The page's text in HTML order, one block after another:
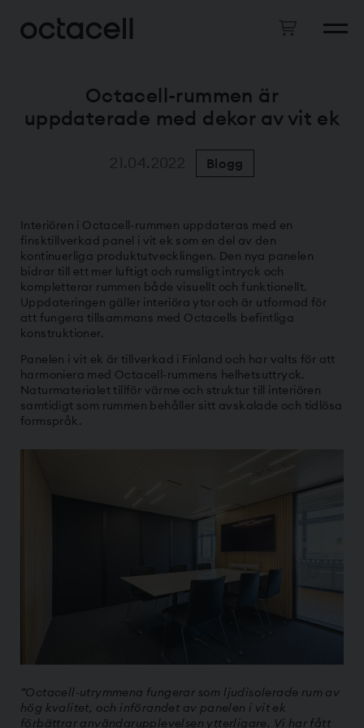
Octacell-rummen är
uppdaterade med dekor av vit ek
21.04.2022 Blogg
Interiören i Octacell-rummen uppdateras med en
finsktillverkad panel i vit ek som en del av den
kontinuerliga produktutvecklingen. Den nya panelen
bidrar till ett mer luftigt och rumsligt intryck och
kompletterar rummen både visuellt och funktionellt.
Uppdateringen gäller interiöra ytor och är utformad för
att fungera tillsammans med Octacells befintliga
konstruktioner.
Panelen i vit ek är tillverkad i Finland och har valts för att
harmoniera med Octacell-rummens helhetsuttryck.
Naturmaterialet tillför värme och struktur till interiören
samtidigt som rummen behåller sitt avskalade och tidlösa
formspråk.
”Octacell-utrymmena fungerar som ljudisolerade rum av
hög kvalitet, och införandet av panelen i vit ek
förbättrar användarupplevelsen ytterligare. Vi har fått